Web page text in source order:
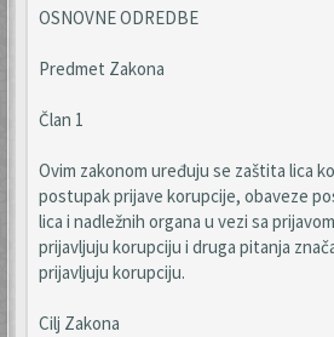
OSNOVNE ODREDBE
Predmet Zakona
Član 1
Ovim zakonom uređuju se zaštita lica
postupak prijave korupcije, obaveze
lica i nadležnih organa u vezi sa
prijavljuju korupciju i druga pitanja
prijavljuju korupciju.
Cilj Zakona